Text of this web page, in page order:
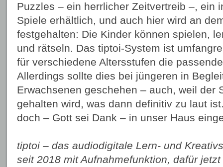
Puzzles – ein herrlicher Zeitvertreib –, ein
Spiele erhältlich, und auch hier wird an
festgehalten: Die Kinder können spielen,
und rätseln. Das tiptoi-System ist
für verschiedene Altersstufen die
Allerdings sollte dies bei jüngeren in
Erwachsenen geschehen – auch, weil der
gehalten wird, was dann definitiv zu laut
doch – Gott sei Dank – in unser Haus
tiptoi – das audiodigitale Lern- und
seit 2018 mit Aufnahmefunktion, dafür